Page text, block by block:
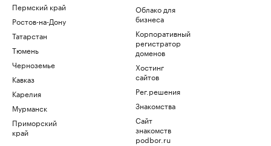
Пермский край
Ростов-на-Дону
Татарстан
Тюмень
Черноземье
Кавказ
Карелия
Мурманск
Приморский
край
Облако для
бизнеса
Корпоративный
регистратор
доменов
Хостинг
сайтов
Рег.решения
Знакомства
Сайт
знакомств
podbor.ru